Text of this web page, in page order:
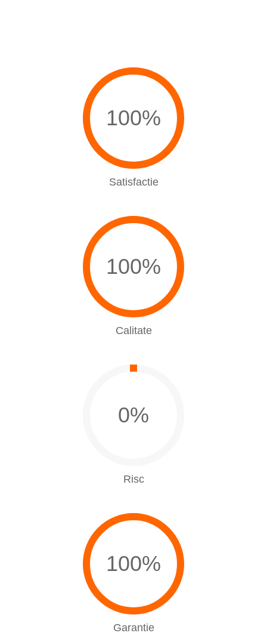
100%
Satisfactie
100%
Calitate
0%
Risc
100%
Garantie